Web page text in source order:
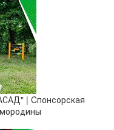
| Cпонсорская